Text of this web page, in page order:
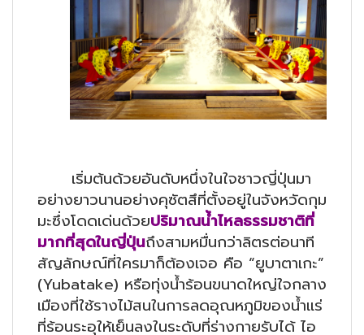
เริ่มต้นด้วยอันดับหนึ่งในใจชาวญี่ปุ่นมา
อย่างยาวนานอย่างคุซัตสึที่ตั้งอยู่ในจังหวัดกุม
มะซึ่งโดดเด่นด้วยปริมาณน้ำไหลธรรมชาติที่
มากที่สุดในญี่ปุ่นถึงสามหมื่นกว่าลิตรต่อนาที
สัญลักษณ์ที่ใครมาก็ต้องเจอ คือ “ยูบาตาเกะ”
(Yubatake) หรือทุ่งน้ำร้อนขนาดใหญ่ใจกลาง
เมืองที่ใช้รางไม้สนในการลดอุณหภูมิของน้ำแร่
ที่ร้อนระอุให้เย็นลงในระดับที่ร่างกายรับได้ ไอ